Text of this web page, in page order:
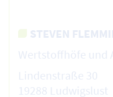
STEVEN
Wertstoffhöfe und
Lindenstraße 30
19288 Ludwigslust